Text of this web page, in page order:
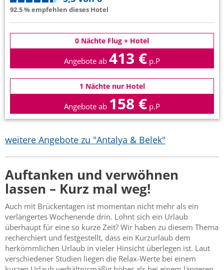
92.5 % empfehlen dieses Hotel
0 Nächte Flug + Hotel
Angebote ab 413 € p.P
1 Nächte nur Hotel
Angebote ab 158 € p.P
weitere Angebote zu "Antalya & Belek"
Auftanken und verwöhnen
lassen – Kurz mal weg!
Auch mit Brückentagen ist momentan nicht mehr als ein
verlängertes Wochenende drin. Lohnt sich ein Urlaub
überhaupt für eine so kurze Zeit? Wir haben zu diesem Thema
recherchiert und festgestellt, dass ein Kurzurlaub dem
herkömmlichen Urlaub in vieler Hinsicht überlegen ist. Laut
verschiedener Studien liegen die Relax-Werte bei einem